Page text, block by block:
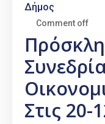
Δήμος
Comment off
Στις 20-